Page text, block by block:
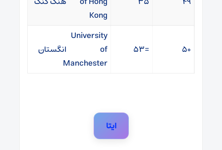
Kong
۵۰ =۵۳
University
of
Manchester
انگستان
ایتا